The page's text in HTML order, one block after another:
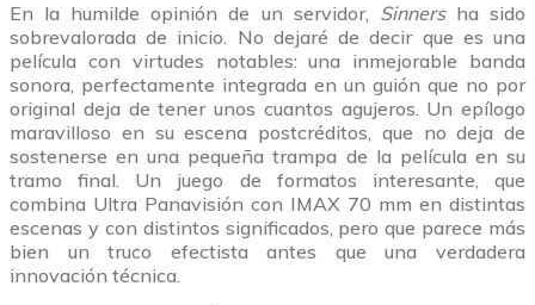
En la humilde opinión de un servidor, Sinnersha sido
sobrevalorada de inicio. No dejaré de decir que es una
película con virtudes notables: una inmejorable banda
sonora, perfectamente integrada en un guión que no por
original deja de tener unos cuantos agujeros. Un epílogo
maravilloso en su escena postcréditos, que no deja de
sostenerse en una pequeña trampa de la película en su
tramo final. Un juego de formatos interesante, que
combina Ultra Panavisión con IMAX 70 mm en distintas
escenas y con distintos significados, pero que parece más
bien un truco efectista antes que una verdadera
innovación técnica.